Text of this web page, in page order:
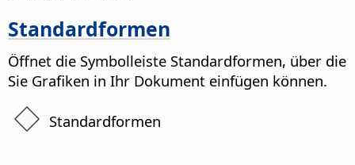
Standardformen
Öffnet die Symbolleiste Standardformen, über die
Sie Grafiken in Ihr Dokument einfügen können.
Standardformen